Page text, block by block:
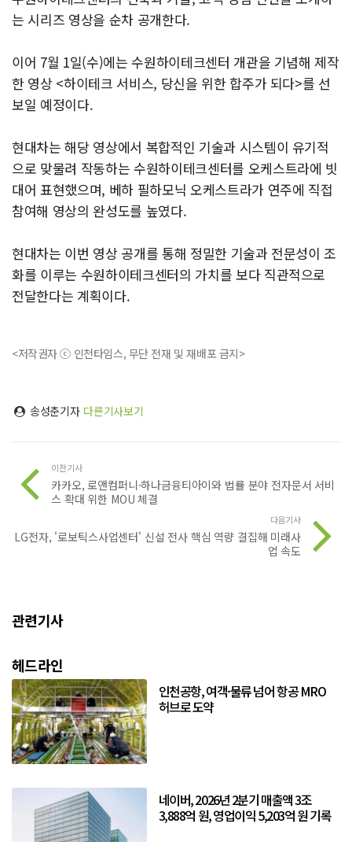
는 시리즈 영상을 순차 공개한다.
이어 7월 1일(수)에는 수원하이테크센터 개관을 기념해 제작
한 영상 <하이테크 서비스, 당신을 위한 합주가 되다>를 선
보일 예정이다.
현대차는 해당 영상에서 복합적인 기술과 시스템이 유기적
으로 맞물려 작동하는 수원하이테크센터를 오케스트라에 빗
대어 표현했으며, 베하 필하모닉 오케스트라가 연주에 직접
참여해 영상의 완성도를 높였다.
현대차는 이번 영상 공개를 통해 정밀한 기술과 전문성이 조
화를 이루는 수원하이테크센터의 가치를 보다 직관적으로
전달한다는 계획이다.
<저작권자 ⓒ 인천타임스, 무단 전재 및 재배포 금지>
송성춘기자 다른기사보기
이전기사
카카오, 로앤컴퍼니·하나금융티아이와 법률 분야 전자문서 서비
스 확대 위한 MOU 체결
다음기사
LG전자, '로보틱스사업센터' 신설 전사 핵심 역량 결집해 미래사
업 속도
관련기사
헤드라인
인천공항, 여객·물류 넘어 항공 MRO
허브로 도약
네이버, 2026년 2분기 매출액 3조
3,888억 원, 영업이익 5,203억 원 기록